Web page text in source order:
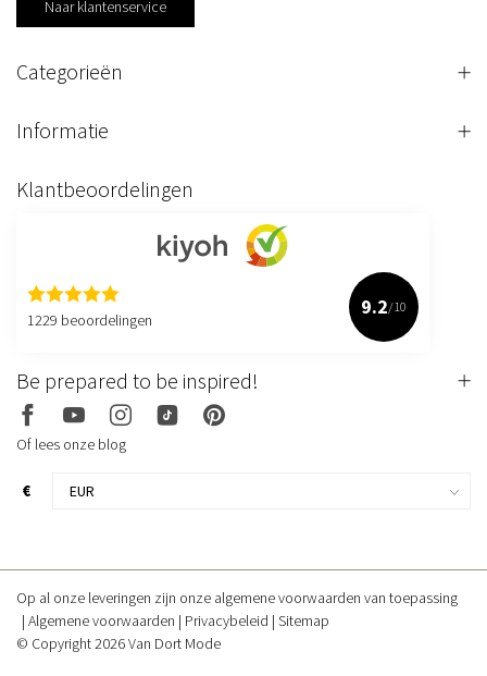
Naar klantenservice
Categorieën
Informatie
Klantbeoordelingen
1229 beoordelingen
9.2/10
Be prepared to be inspired!
Of lees onze blog
€
Op al onze leveringen zijn onze algemene voorwaarden van toepassing
Algemene voorwaarden
Privacybeleid Sitemap
© Copyright 2026 Van Dort Mode